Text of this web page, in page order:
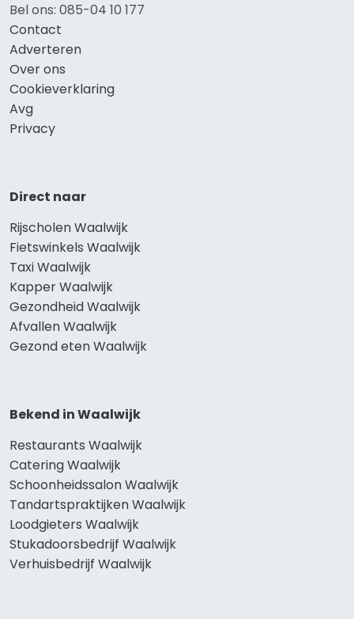
Bel ons: 085-04 10 177
Contact
Adverteren
Over ons
Cookieverklaring
Avg
Privacy
Direct naar
Rijscholen Waalwijk
Fietswinkels Waalwijk
Taxi Waalwijk
Kapper Waalwijk
Gezondheid Waalwijk
Afvallen Waalwijk
Gezond eten Waalwijk
Bekend in Waalwijk
Restaurants Waalwijk
Catering Waalwijk
Schoonheidssalon Waalwijk
Tandartspraktijken Waalwijk
Loodgieters Waalwijk
Stukadoorsbedrijf Waalwijk
Verhuisbedrijf Waalwijk